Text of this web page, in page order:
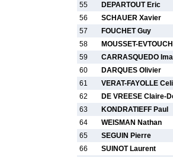
55
DEPARTOUT Eric
56
SCHAUER Xavier
57
FOUCHET Guy
58
MOUSSET-
59
CARRASQUEDO
60
DARQUES Olivier
61
VERAT-FAYOLLE
62
DE VREESE Claire-
63
KONDRATIEFF Paul
64
WEISMAN Nathan
65
SEGUIN Pierre
66
SUINOT Laurent